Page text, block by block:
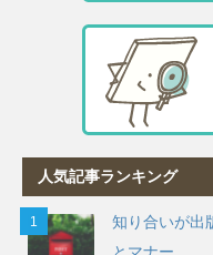
人気記事ランキング
知り合いが出